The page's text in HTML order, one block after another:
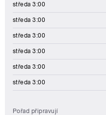
středa 3:00
středa 3:00
středa 3:00
středa 3:00
středa 3:00
středa 3:00
Pořad připravují